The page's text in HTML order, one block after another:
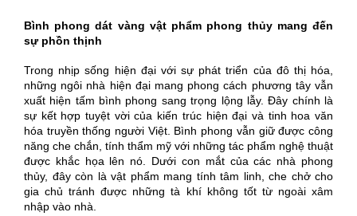
Bình phong dát vàng vật phẩm phong thủy mang đến
sự phồn thịnh
Trong nhịp sống hiện đại với sự phát triển của đô thị hóa,
những ngôi nhà hiện đại mang phong cách phương tây vẫn
xuất hiện tấm bình phong sang trọng lộng lẫy. Đây chính là
sự kết hợp tuyệt vời của kiến trúc hiện đại và tinh hoa văn
hóa truyền thống người Việt. Bình phong vẫn giữ được công
năng che chắn, tính thẩm mỹ với những tác phẩm nghệ thuật
được khắc họa lên nó. Dưới con mắt của các nhà phong
thủy, đây còn là vật phẩm mang tính tâm linh, che chở cho
gia chủ tránh được những tà khí không tốt từ ngoài xâm
nhập vào nhà.